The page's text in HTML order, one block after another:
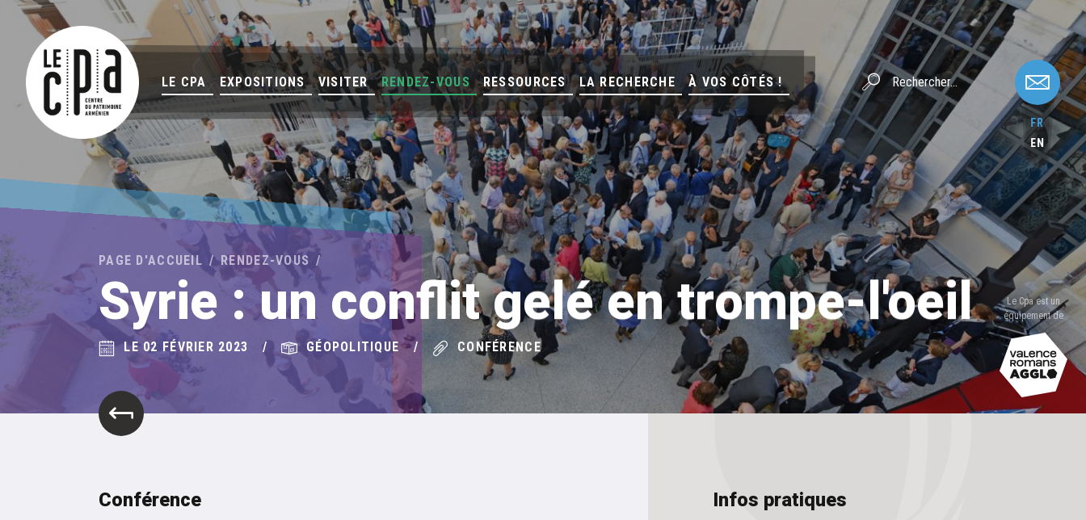
LE CPA EXPOSITIONS VISITER RENDEZ-VOUS RESSOURCES LA RECHERCHE À VOS CÔTÉS !
FR
EN
Le Cpa est un
équipement de
PAGE D'ACCUEIL RENDEZ-VOUS
Syrie : un conflit gelé en trompe-l'oeil
LE 02 FÉVRIER 2023 GÉOPOLITIQUE CONFÉRENCE
Conférence Infos pratiques